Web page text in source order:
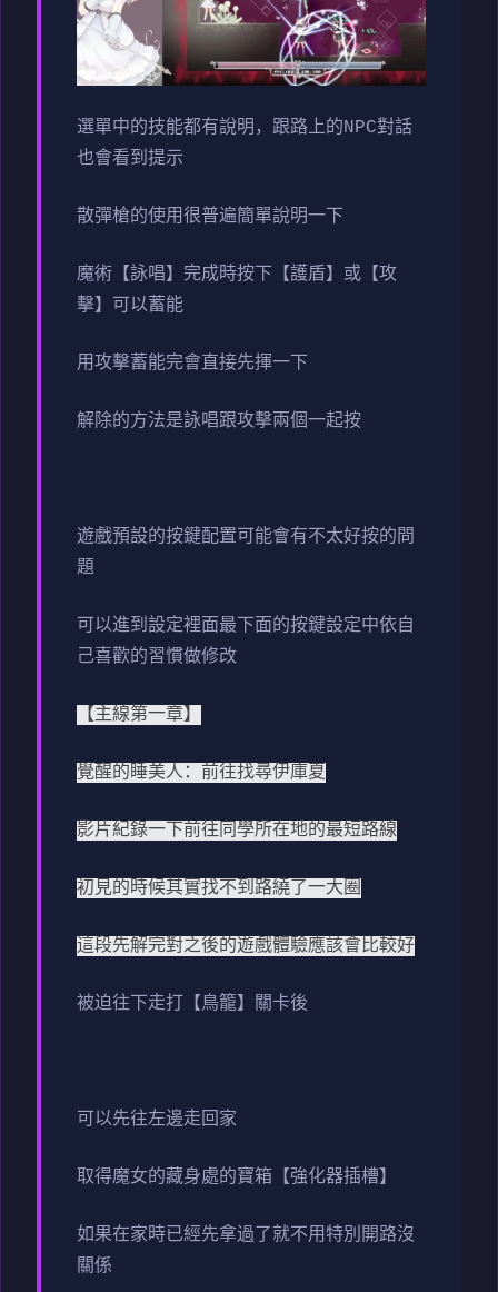
選單中的技能都有說明，跟路上的NPC對話
也會看到提示
散彈槍的使用很普遍簡單說明一下
魔術【詠唱】完成時按下【護盾】或【攻
擊】可以蓄能
用攻擊蓄能完會直接先揮一下
解除的方法是詠唱跟攻擊兩個一起按
遊戲預設的按鍵配置可能會有不太好按的問
題
可以進到設定裡面最下面的按鍵設定中依自
己喜歡的習慣做修改
【主線第一章】
覺醒的睡美人：前往找尋伊庫夏
影片紀錄一下前往同學所在地的最短路線
初見的時候其實找不到路繞了一大圈
這段先解完對之後的遊戲體驗應該會比較好
被迫往下走打【鳥籠】關卡後
可以先往左邊走回家
取得魔女的藏身處的寶箱【強化器插槽】
如果在家時已經先拿過了就不用特別開路沒
關係